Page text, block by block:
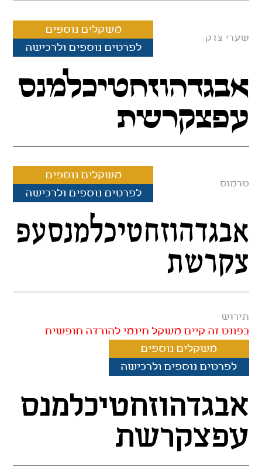
שערי צדק
משקלים נוספים
לפרטים נוספים ולרכישה
אבגדהוזחטיכלמנס
עפצקרשת
טרמוס
משקלים נוספים
לפרטים נוספים ולרכישה
אבגדהוזחטיכלמנסעפ
צקרשת
תירוש
בפונט זה קיים משקל חינמי להורדה חופשית
משקלים נוספים
לפרטים נוספים ולרכישה
אבגדהוזחטיכלמנס
עפצקרשת